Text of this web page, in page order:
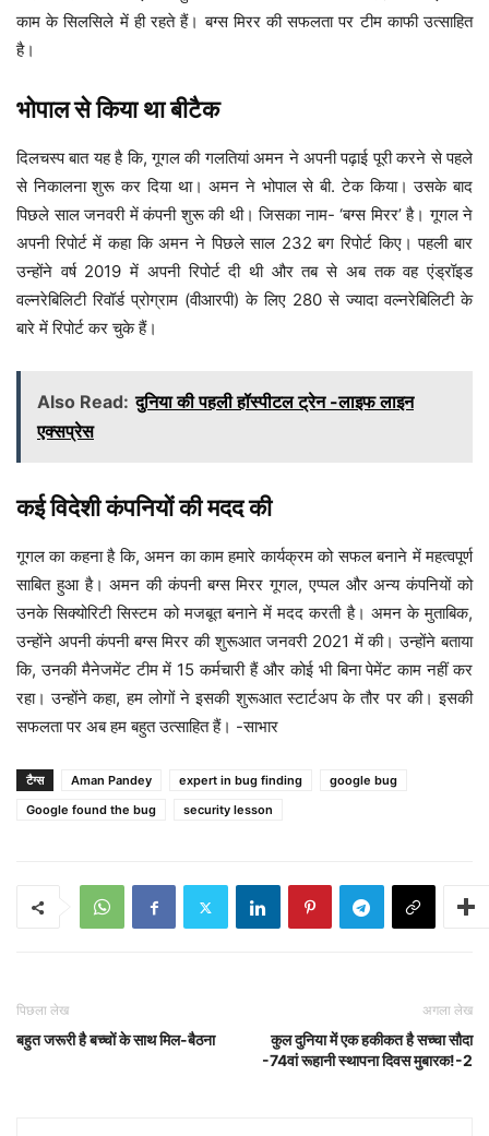
काम के सिलसिले में ही रहते हैं। बग्स मिरर की सफलता पर टीम काफी उत्साहित
है।
भोपाल से किया था बीटैक
दिलचस्प बात यह है कि, गूगल की गलतियां अमन ने अपनी पढ़ाई पूरी करने से पहले
से निकालना शुरू कर दिया था। अमन ने भोपाल से बी. टेक किया। उसके बाद
पिछले साल जनवरी में कंपनी शुरू की थी। जिसका नाम- ‘बग्स मिरर’ है। गूगल ने
अपनी रिपोर्ट में कहा कि अमन ने पिछले साल 232 बग रिपोर्ट किए। पहली बार
उन्होंने वर्ष 2019 में अपनी रिपोर्ट दी थी और तब से अब तक वह एंड्रॉइड
वल्नरेबिलिटी रिवॉर्ड प्रोग्राम (वीआरपी) के लिए 280 से ज्यादा वल्नरेबिलिटी के
बारे में रिपोर्ट कर चुके हैं।
Also Read: दुनिया की पहली हॉस्पीटल ट्रेन -लाइफ लाइन
एक्सप्रेस
कई विदेशी कंपनियों की मदद की
गूगल का कहना है कि, अमन का काम हमारे कार्यक्रम को सफल बनाने में महत्वपूर्ण
साबित हुआ है। अमन की कंपनी बग्स मिरर गूगल, एप्पल और अन्य कंपनियों को
उनके सिक्योरिटी सिस्टम को मजबूत बनाने में मदद करती है। अमन के मुताबिक,
उन्होंने अपनी कंपनी बग्स मिरर की शुरूआत जनवरी 2021 में की। उन्होंने बताया
कि, उनकी मैनेजमेंट टीम में 15 कर्मचारी हैं और कोई भी बिना पेमेंट काम नहीं कर
रहा। उन्होंने कहा, हम लोगों ने इसकी शुरूआत स्टार्टअप के तौर पर की। इसकी
सफलता पर अब हम बहुत उत्साहित हैं। -साभार
टैग्स Aman Pandey expert in bug finding
google bug
Google found the bug
security lesson
पिछला लेख
बहुत जरूरी है बच्चों के साथ मिल-बैठना
अगला लेख
कुल दुनिया में एक हकीकत है सच्चा सौदा
-74वां रूहानी स्थापना दिवस मुबारक!-2